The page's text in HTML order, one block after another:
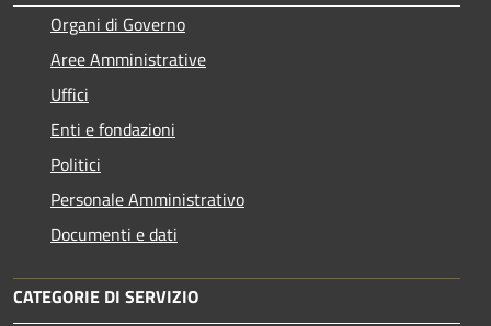
Organi di Governo
Aree Amministrative
Uffici
Enti e fondazioni
Politici
Personale Amministrativo
Documenti e dati
CATEGORIE DI SERVIZIO